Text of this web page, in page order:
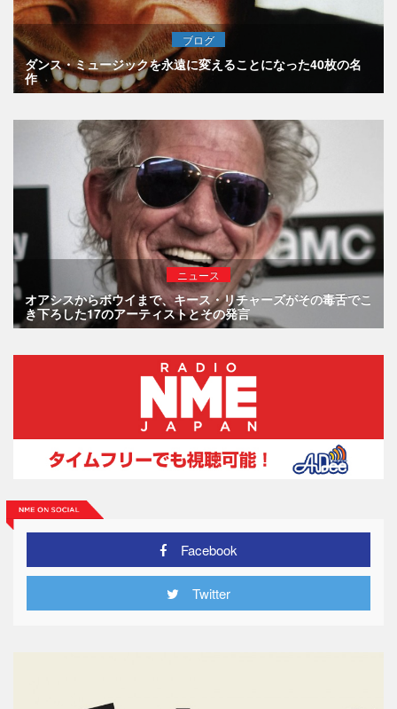
ブログ
ダンス・ミュージックを永遠に変えることになった40枚の名
作
ニュース
オアシスからボウイまで、キース・リチャーズがその毒舌でこ
き下ろした17のアーティストとその発言
Facebook
Twitter